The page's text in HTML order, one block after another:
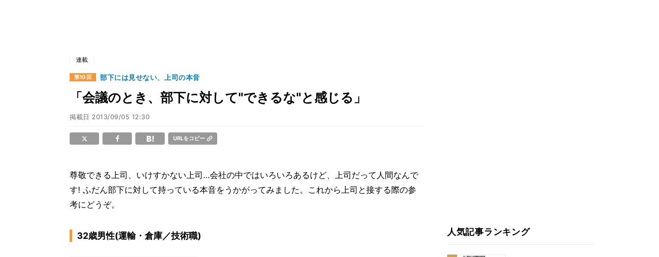
連載
第10回 部下には見せない、上司の本音
「会議のとき、部下に対して"できるな"と感じる」
掲載日 2013/09/05 12:30
URLをコピー
尊敬できる上司、いけすかない上司…会社の中ではいろいろあるけど、上司だって人間なんで
す! ふだん部下に対して持っている本音をうかがってみました。これから上司と接する際の参
考にどうぞ。
32歳男性(運輸・倉庫／技術職) 人気記事ランキング